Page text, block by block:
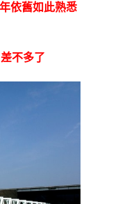
依舊如此熟悉
不多了